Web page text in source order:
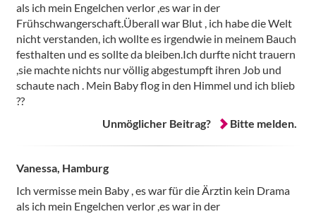
als ich mein Engelchen verlor ,es war in der
Frühschwangerschaft.Überall war Blut , ich habe die Welt
nicht verstanden, ich wollte es irgendwie in meinem Bauch
festhalten und es sollte da bleiben.Ich durfte nicht trauern
,sie machte nichts nur völlig abgestumpft ihren Job und
schaute nach . Mein Baby flog in den Himmel und ich blieb
??
Unmöglicher Beitrag?
Bitte melden.
Vanessa, Hamburg
Ich vermisse mein Baby , es war für die Ärztin kein Drama
als ich mein Engelchen verlor ,es war in der